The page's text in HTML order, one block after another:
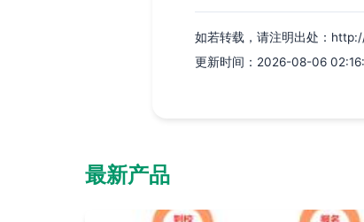
如若转载，请注明出处：
更新时间：2026-08-06
最新产品